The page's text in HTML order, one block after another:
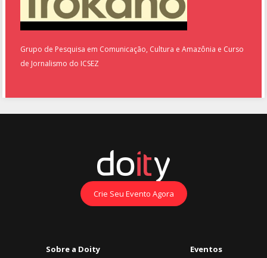
Grupo de Pesquisa em Comunicação, Cultura e Amazônia e Curso
de Jornalismo do ICSEZ
Crie Seu Evento Agora
Sobre a Doity Eventos